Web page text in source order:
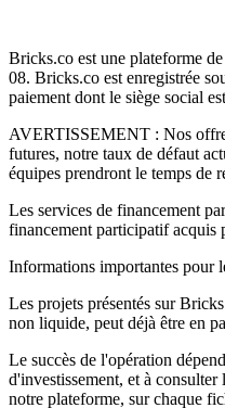
Bricks.co est une plateforme
08. Bricks.co est enregistrée
paiement dont le siège social
AVERTISSEMENT : Nos
futures, notre taux de défaut
équipes prendront le temps de
Les services de financement
financement participatif acquis
Informations importantes pour
Les projets présentés sur
non liquide, peut déjà être en
Le succès de l'opération
d'investissement, et à
notre plateforme, sur chaque